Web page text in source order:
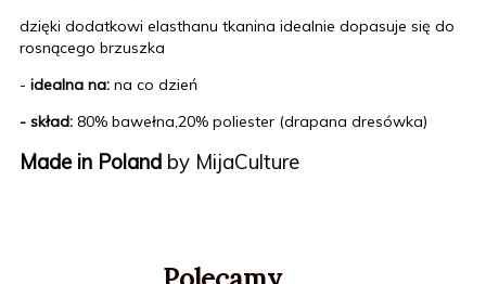
dzięki dodatkowi elasthanu tkanina idealnie dopasuje się do
rosnącego brzuszka
- idealna na: na co dzień
- skład: 80% bawełna,20% poliester (drapana dresówka)
Made in Poland by MijaCulture